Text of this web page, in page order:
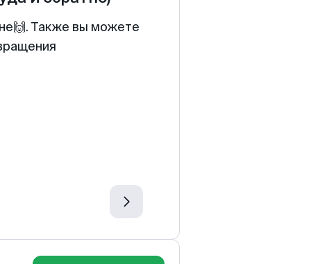
Также вы можете